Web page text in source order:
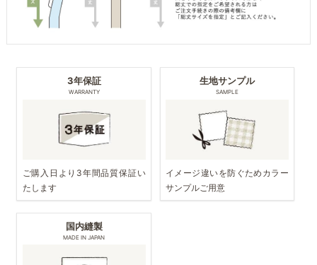
3年保証
WARRANTY
ご購入日より3年間品質保証い
たします
生地サンプル
SAMPLE
イメージ違いを防ぐためカラー
サンプルご用意
国内縫製
MADE IN JAPAN